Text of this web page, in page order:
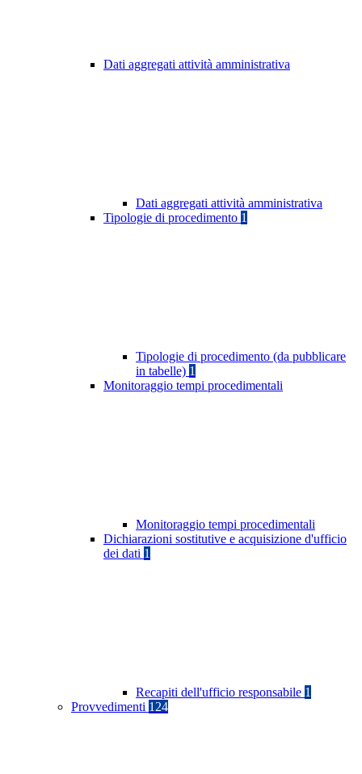
Dati aggregati attività amministrativa
Dati aggregati attività amministrativa
Tipologie di procedimento 1
Tipologie di procedimento (da pubblicare
in tabelle) 1
Monitoraggio tempi procedimentali
Monitoraggio tempi procedimentali
Dichiarazioni sostitutive e acquisizione d'ufficio
dei dati 1
Recapiti dell'ufficio responsabile 1
Provvedimenti 124